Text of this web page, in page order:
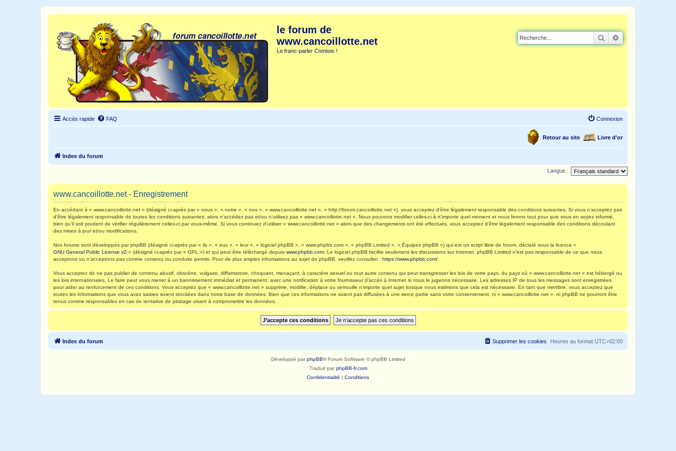
le forum de
www.cancoillotte.net
Le franc-parler Comtois !
Rechercher
Accès rapide FAQ Connexion
Livre d'or
Retour au site
Index du forum
Langue :
www.cancoillotte.net - Enregistrement
En accédant à « www.cancoillotte.net » (désigné ci-après par « nous », « notre », « nos », « www.cancoillotte.net », « http://forum.cancoillotte.net »), vous acceptez d’être légalement responsable des conditions suivantes. Si vous n’acceptez pas
d’être légalement responsable de toutes les conditions suivantes, alors n’accédez pas et/ou n’utilisez pas « www.cancoillotte.net ». Nous pouvons modifier celles-ci à n’importe quel moment et nous ferons tout pour que vous en soyez informé,
bien qu’il soit prudent de vérifier régulièrement celles-ci par vous-même. Si vous continuez d’utiliser « www.cancoillotte.net » alors que des changements ont été effectués, vous acceptez d’être légalement responsable des conditions découlant
des mises à jour et/ou modifications.
Nos forums sont développés par phpBB (désigné ci-après par « ils », « eux », « leur », « logiciel phpBB », « www.phpbb.com », « phpBB Limited », « Équipes phpBB ») qui est un script libre de forum, déclaré sous la licence «
GNU General Public License v2 » (désigné ci-après par « GPL ») et qui peut être téléchargé depuis www.phpbb.com . Le logiciel phpBB facilite seulement les discussions sur Internet. phpBB Limited n’est pas responsable de ce que nous
acceptons ou n’acceptons pas comme contenu ou conduite permis. Pour de plus amples informations au sujet de phpBB, veuillez consulter : https://www.phpbb.com/
Vous acceptez de ne pas publier de contenu abusif, obscène, vulgaire, diffamatoire, choquant, menaçant, à caractère sexuel ou tout autre contenu qui peut transgresser les lois de votre pays, du pays où « www.cancoillotte.net » est hébergé ou
les lois internationales. Le faire peut vous mener à un bannissement immédiat et permanent, avec une notification à votre fournisseur d’accès à Internet si nous le jugeons nécessaire. Les adresses IP de tous les messages sont enregistrées
pour aider au renforcement de ces conditions. Vous acceptez que « www.cancoillotte.net » supprime, modifie, déplace ou verrouille n’importe quel sujet lorsque nous estimons que cela est nécessaire. En tant que membre, vous acceptez que
toutes les informations que vous avez saisies soient stockées dans notre base de données. Bien que ces informations ne soient pas diffusées à une tierce partie sans votre consentement, ni « www.cancoillotte.net », ni phpBB ne pourront être
tenus comme responsables en cas de tentative de piratage visant à compromettre les données.
Index du forum Heures au format UTC+02:00
Supprimer les cookies
Développé parphpBB® Forum Software © phpBB Limited
Traduit parphpBB-fr.com
Confidentialité | Conditions